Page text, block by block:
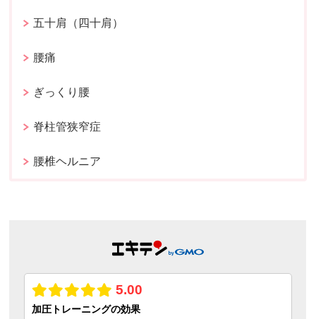
五十肩（四十肩）
腰痛
ぎっくり腰
脊柱管狭窄症
腰椎ヘルニア